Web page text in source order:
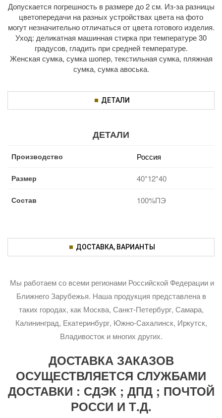
Допускается погрешность в размере до 2 см. Из-за разницы
цветопередачи на разных устройствах цвета на фото
могут незначительно отличаться от цвета готового изделия.
Уход: деликатная машинная стирка при температуре 30
градусов, гладить при средней температуре.
Женская сумка, сумка шопер, текстильная сумка, пляжная
сумка, сумка авоська.
ДЕТАЛИ
ДЕТАЛИ
Производство Россия
Размер 40*12*40
Состав 100%ПЭ
ДОСТАВКА, ВАРИАНТЫ
Мы работаем со всеми регионами Российской Федерации и
Ближнего Зарубежья. Наша продукция представлена в
таких городах, как Москва, Санкт-Петербург, Самара,
Калининград, Екатеринбург, Южно-Сахалинск, Иркутск,
Владивосток и многих других.
ДОСТАВКА ЗАКАЗОВ
ОСУЩЕСТВЛЯЕТСЯ СЛУЖБАМИ
ДОСТАВКИ : СДЭК ; ДПД ; ПОЧТОЙ
РОССИ И Т.Д.